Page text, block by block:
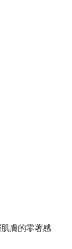
膚的零著感